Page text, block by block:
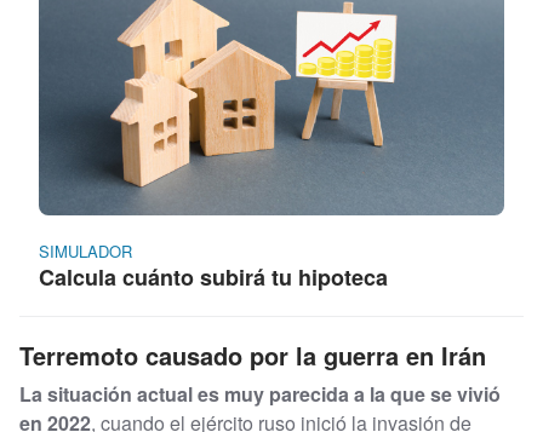
SIMULADOR
Calcula cuánto subirá tu hipoteca
Terremoto causado por la guerra en Irán
La situación actual es muy parecida a la que se vivió
en 2022, cuando el ejército ruso inició la invasión de